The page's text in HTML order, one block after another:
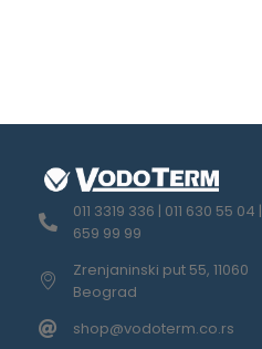
011 3319 336 | 011 630 55 04
659 99 99
Zrenjaninski put 55, 11060
Beograd
shop@vodoterm.co.rs